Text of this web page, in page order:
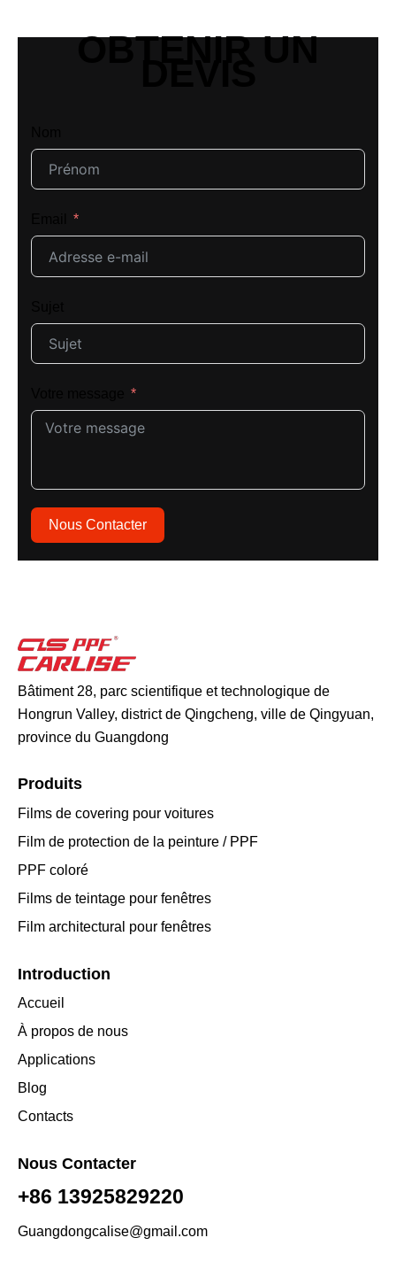
OBTENIR UN
Nous Contacter
Bâtiment 28, parc scientifique et technologique de
Hongrun Valley, district de Qingcheng, ville de Qingyuan,
province du Guangdong
Produits
Films de covering pour voitures
Film de protection de la peinture / PPF
PPF coloré
Films de teintage pour fenêtres
Film architectural pour fenêtres
Introduction
Accueil
À propos de nous
Applications
Blog
Contacts
Nous Contacter
+86 13925829220
Guangdongcalise@gmail.com